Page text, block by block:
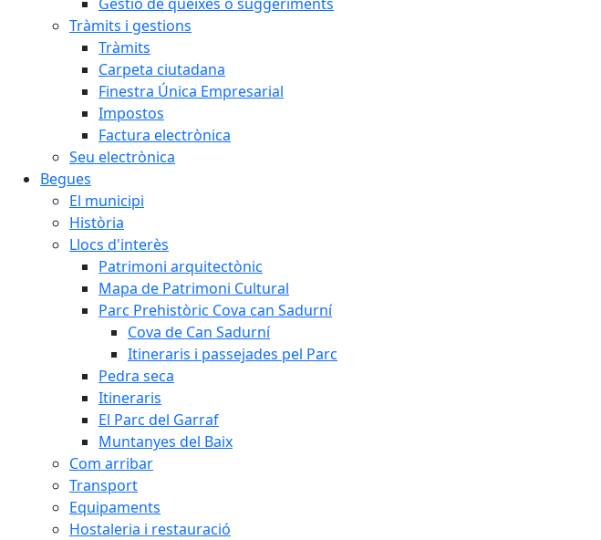
Tràmits i gestions
Tràmits
Carpeta ciutadana
Finestra Única Empresarial
Impostos
Factura electrònica
Seu electrònica
Begues
El municipi
Història
Llocs d'interès
Patrimoni arquitectònic
Mapa de Patrimoni Cultural
Parc Prehistòric Cova can Sadurní
Cova de Can Sadurní
Itineraris i passejades pel Parc
Pedra seca
Itineraris
El Parc del Garraf
Muntanyes del Baix
Com arribar
Transport
Equipaments
Hostaleria i restauració